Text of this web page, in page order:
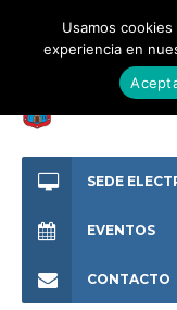
SEDE
EVENTOS
CONTACTO
Usamos
experiencia en